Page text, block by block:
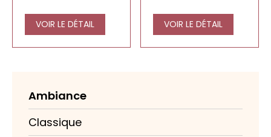
VOIR LE DÉTAIL VOIR LE DÉTAIL
Ambiance
Classique